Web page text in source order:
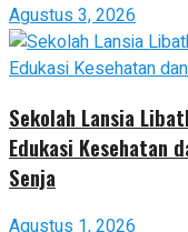
Agustus 3, 2026
Sekolah Lansia
Edukasi Kesehatan
Senja
Agustus 1, 2026